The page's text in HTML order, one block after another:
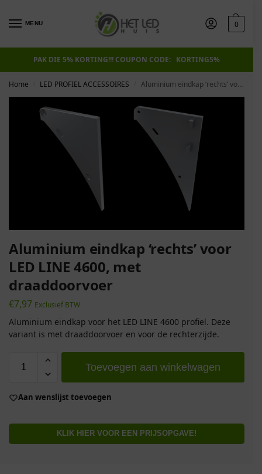
MENU 0
PAK DIE 5% KORTING!!! COUPON CODE: KORTING5%
Home LED PROFIEL ACCESSOIRES Aluminium eindkap ‘rechts’ voor LED LINE 4600, met draaddoorvoer
Aluminium eindkap ‘rechts’ voor
LED LINE 4600, met
draaddoorvoer
€7,97 Exclusief BTW
Aluminium eindkap voor het LED LINE 4600 profiel. Deze
variant is met draaddoorvoer en voor de rechterzijde.
Toevoegen aan winkelwagen
Aan wenslijst toevoegen
KLIK HIER VOOR EEN PRIJSOPGAVE!